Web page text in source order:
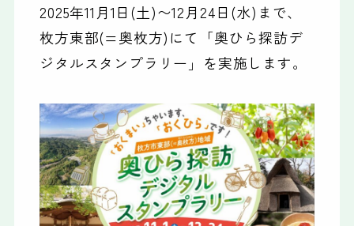
2025年11月1日(土)〜12月24日(水)まで、
枚方東部(=奥枚方)にて「奥ひら探訪デ
ジタルスタンプラリー」を実施します。